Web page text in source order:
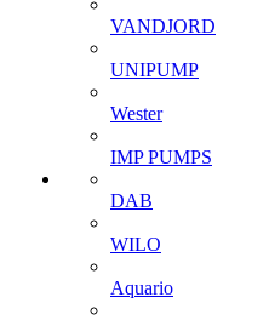
VANDJORD
UNIPUMP
Wester
IMP PUMPS
DAB
WILO
Aquario